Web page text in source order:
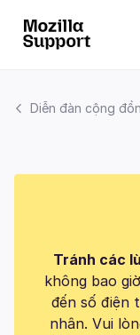
Diễn đàn cộng
Tránh các
không bao
đến số điện
nhân. Vui